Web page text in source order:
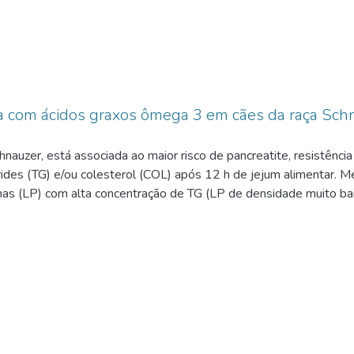
ácidos graxos ômega 3 em cães da raça
está associada ao maior risco de pancreatite,
(TG) e/ou colesterol (COL) após 12 h de jejum alimentar.
(LP) com alta concentração de TG (LP de densidade muito
hiperlipidemia primária deve ser realizado a partir da
de TG e COL e perfil das LP (LP de densidade muito
As concentrações de TG e COL, expressas em